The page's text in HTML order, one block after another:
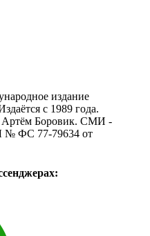
издание
с 1989 года.
Боровик. CМИ -
№ ФС 77-79634 от